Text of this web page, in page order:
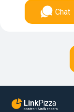
Chat
LinkPizza
content & influencers